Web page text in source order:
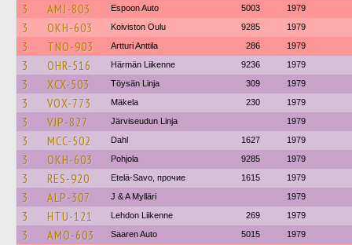
3 AMJ-803 Espoon Auto 5003 1979
3 OKH-603 Koiviston Oulu 9285 1979
3 TNO-903 Artturi Anttila 286 1979
3 OHR-516 Härmän Liikenne 9236 1979
3 XCX-503 Töysän Linja 309 1979
3 VOX-773 Mäkela 230 1979
3 VJP-827 Järviseudun Linja 1979
3 MCC-502 Dahl 1627 1979
3 OKH-603 Pohjola 9285 1979
3 RES-920 Etelä-Savo, прочие 1615 1979
3 ALP-307 J & A Mylläri 1979
3 HTU-121 Lehdon Liikenne 269 1979
3 AMO-603 Saaren Auto 5015 1979